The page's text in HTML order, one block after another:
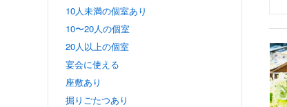
10人未満の個室あり
10〜20人の個室
20人以上の個室
宴会に使える
座敷あり
掘りごたつあり